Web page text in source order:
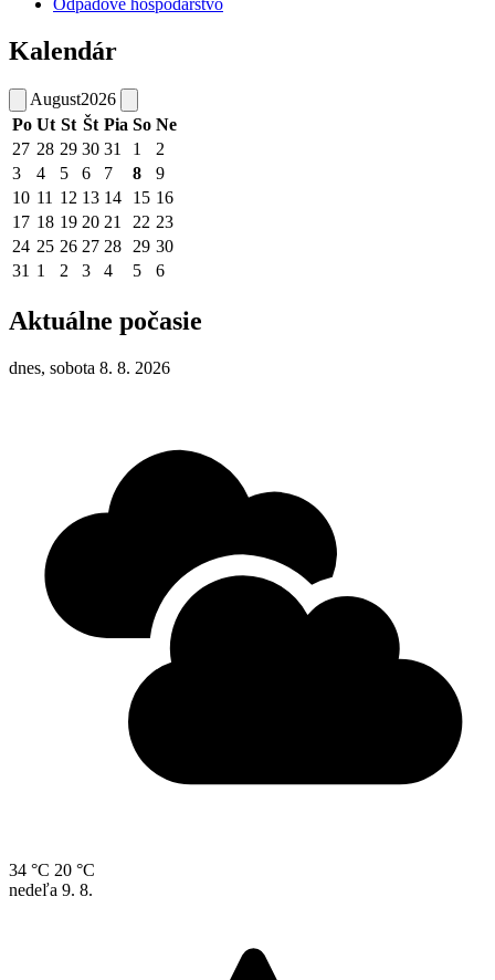
Odpadové hospodárstvo
Kalendár
August2026
Po Ut St Št Pia So Ne
27 28 29 30 31 1
2
3
4 5 6 7 8
9
10 11 12 13 14 15 16
17 18 19 20 21 22 23
24 25 26 27 28 29 30
31 1 2 3 4 5 6
Aktuálne počasie
dnes, sobota 8. 8. 2026
34 °C 20 °C
nedeľa 9. 8.